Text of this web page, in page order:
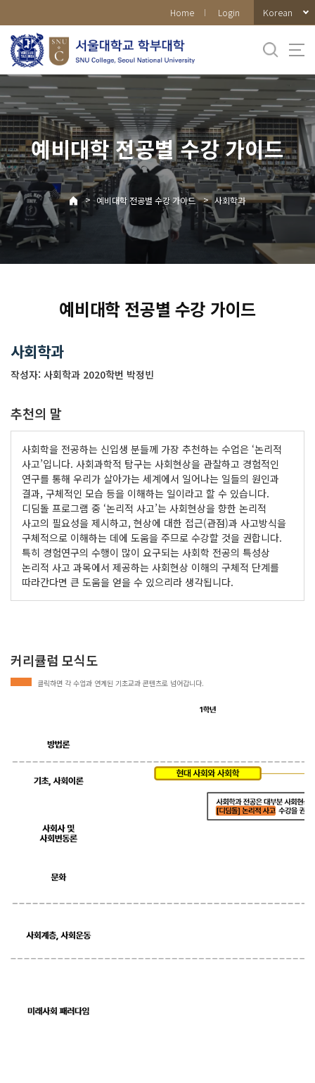
메뉴
Home Login Korean
예비대학 전공별 수강 가이드
> 예비대학 전공별 수강 가이드 > 사회학과
예비대학 전공별 수강 가이드
사회학과
작성자: 사회학과 2020학번 박정빈
추천의 말
사회학을 전공하는 신입생 분들께 가장 추천하는 수업은 ‘논리적
사고’입니다. 사회과학적 탐구는 사회현상을 관찰하고 경험적인
연구를 통해 우리가 살아가는 세계에서 일어나는 일들의 원인과
결과, 구체적인 모습 등을 이해하는 일이라고 할 수 있습니다.
디딤돌 프로그램 중 ‘논리적 사고’는 사회현상을 향한 논리적
사고의 필요성을 제시하고, 현상에 대한 접근(관점)과 사고방식을
구체적으로 이해하는 데에 도움을 주므로 수강할 것을 권합니다.
특히 경험연구의 수행이 많이 요구되는 사회학 전공의 특성상
논리적 사고 과목에서 제공하는 사회현상 이해의 구체적 단계를
따라간다면 큰 도움을 얻을 수 있으리라 생각됩니다.
커리큘럼 모식도
클릭하면 각 수업과 연계된 기초교과 콘텐츠로 넘어갑니다.